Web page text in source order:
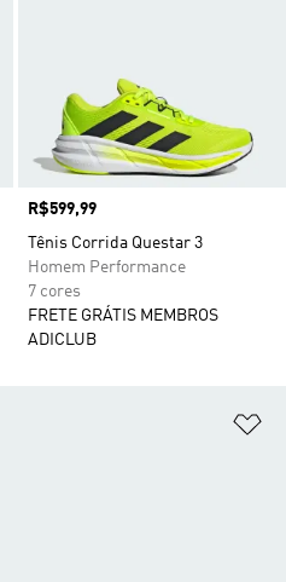
Preço
R$599,99
Tênis Corrida Questar 3
Homem Performance
7 cores
FRETE GRÁTIS MEMBROS
ADICLUB